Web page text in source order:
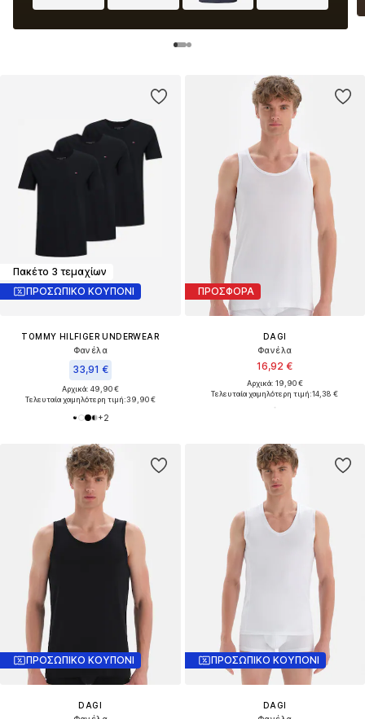
Πακέτο 3 τεμαχίων
ΠΡΟΣΩΠΙΚΟ ΚΟΥΠΟΝΙ
TOMMY HILFIGER UNDERWEAR
Φανέλα
33,91 €
Αρχικά: 49,90 €
Τελευταία χαμηλότερη τιμή:39,90 €
+2
ΠΡΟΣΦΟΡΑ
DAGI
Φανέλα
16,92 €
Αρχικά: 19,90 €
Τελευταία χαμηλότερη τιμή:14,38 €
ΠΡΟΣΩΠΙΚΟ ΚΟΥΠΟΝΙ
DAGI
ΠΡΟΣΩΠΙΚΟ ΚΟΥΠΟΝΙ
DAGI